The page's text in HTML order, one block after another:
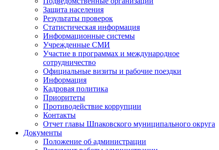
Защита населения
Результаты проверок
Статистическая информация
Информационные системы
Учрежденные СМИ
Участие в программах и международное
сотрудничество
Официальные визиты и рабочие поездки
Информация
Кадровая политика
Приоритеты
Противодействие коррупции
Контакты
Отчет главы Шпаковского муниципального округа
Документы
Положение об администрации